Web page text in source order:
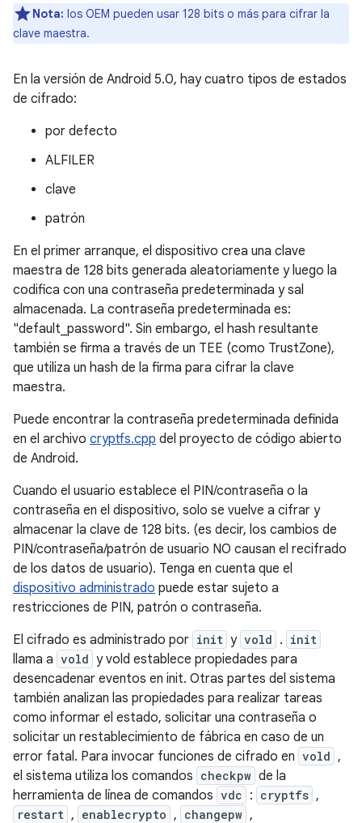
Nota: los OEM pueden usar 128 bits o más para cifrar la
clave maestra.
En la versión de Android 5.0, hay cuatro tipos de estados
de cifrado:
por defecto
ALFILER
clave
patrón
En el primer arranque, el dispositivo crea una clave
maestra de 128 bits generada aleatoriamente y luego la
codifica con una contraseña predeterminada y sal
almacenada. La contraseña predeterminada es:
"default_password". Sin embargo, el hash resultante
también se firma a través de un TEE (como TrustZone),
que utiliza un hash de la firma para cifrar la clave
maestra.
Puede encontrar la contraseña predeterminada definida
en el archivo cryptfs.cpp del proyecto de código abierto
de Android.
Cuando el usuario establece el PIN/contraseña o la
contraseña en el dispositivo, solo se vuelve a cifrar y
almacenar la clave de 128 bits. (es decir, los cambios de
PIN/contraseña/patrón de usuario NO causan el recifrado
de los datos de usuario). Tenga en cuenta que el
dispositivo administrado puede estar sujeto a
restricciones de PIN, patrón o contraseña.
El cifrado es administrado por init y vold . init
llama a vold y vold establece propiedades para
desencadenar eventos en init. Otras partes del sistema
también analizan las propiedades para realizar tareas
como informar el estado, solicitar una contraseña o
solicitar un restablecimiento de fábrica en caso de un
error fatal. Para invocar funciones de cifrado en vold ,
el sistema utiliza los comandos checkpw de la
herramienta de línea de comandos vdc : cryptfs ,
restart , enablecrypto , changepw ,